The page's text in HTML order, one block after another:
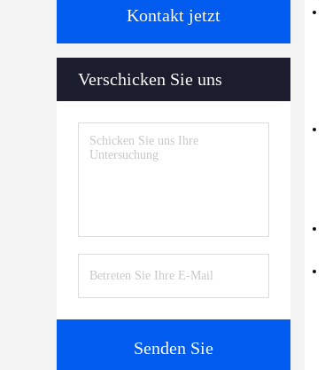
Kontakt jetzt
Verschicken Sie uns
Senden Sie